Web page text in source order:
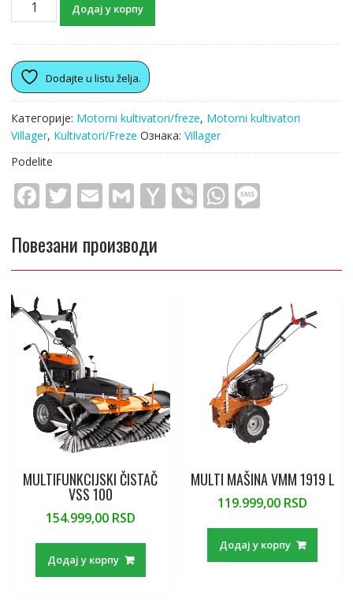
Додај у корпу
Dodajte u listu želja.
Категорије: Motorni kultivatori/freze, Motorni kultivatori
Villager, Kultivatori/Freze Ознака: Villager
Podelite
F
e
b
o
o
k
T
itt
er
E
ai
l
G
ai
l
Y
o
Vi W
s
p
M
a
e
Повезани производи
MULTIFUNKCIJSKI ČISTAČ
VSS 100
154.999,00 RSD
Додај у корпу
MULTI MAŠINA VMM 1919 L
119.999,00 RSD
Додај у корпу